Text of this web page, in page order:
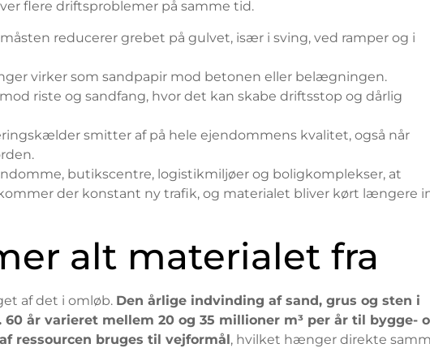
flere driftsproblemer på samme tid.
reducerer grebet på gulvet, især i sving, ved ramper og i
virker som sandpapir mod betonen eller belægningen.
riste og sandfang, hvor det kan skabe driftsstop og dårlig
smitter af på hele ejendommens kvalitet, også når
butikscentre, logistikmiljøer og boligkomplekser, at
der konstant ny trafik, og materialet bliver kørt længere
alt materialet fra
af det i omløb. Den årlige indvinding af sand, grus og sten i
60 år varieret mellem 20 og 35 millioner m³ per år til bygge-
ressourcen bruges til vejformål, hvilket hænger direkte